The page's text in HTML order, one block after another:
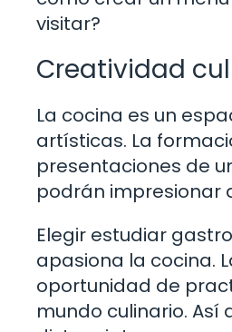
visitar?
Creatividad
La cocina es un
artísticas. La
presentaciones de
podrán impresionar
Elegir estudiar
apasiona la cocina.
oportunidad de
mundo culinario. Así